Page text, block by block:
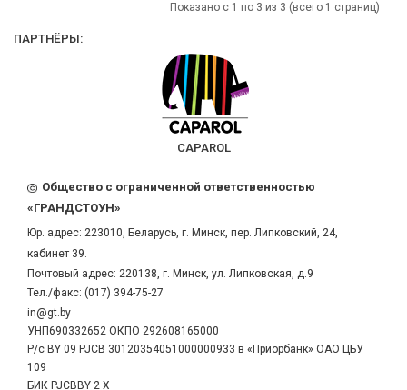
Показано с 1 по 3 из 3 (всего 1 страниц)
ПАРТНЁРЫ:
CAPAROL
Общество с ограниченной ответственностью
«ГРАНДСТОУН»
Юр. адрес: 223010, Беларусь, г. Минск, пер. Липковский, 24,
кабинет 39.
Почтовый адрес: 220138, г. Минск, ул. Липковская, д.9
Тел./факс: (017) 394-75-27
in@gt.by
УНП690332652 ОКПО 292608165000
Р/с BY 09 PJCB 30120354051000000933 в «Приорбанк» ОАО ЦБУ
109
БИК PJCBBY 2 X